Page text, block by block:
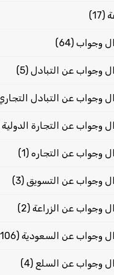
(17)
وجواب (64)
وجواب عن التبادل (5)
وجواب عن التبادل
وجواب عن التجارة الدولية
وجواب عن التجاره (1)
وجواب عن التسويق (3)
وجواب عن الزراعة (2)
وجواب عن السعودية (106)
وجواب عن السلع (4)